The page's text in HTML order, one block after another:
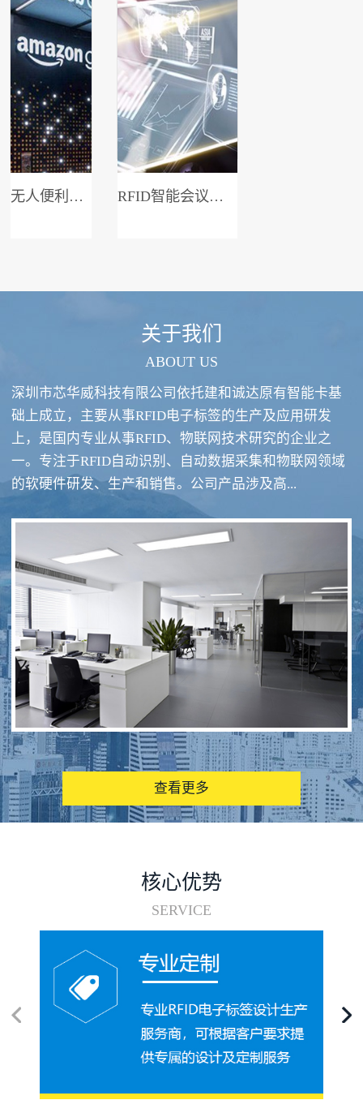
无人便利店系统 RFID智能会议签到系统
RFID酒类防伪系统方案 RFID智慧食堂系统
图书馆RFID电子标签管理系统
关于我们
ABOUT US
深圳市芯华威科技有限公司依托建和诚达原有智能卡基
础上成立，主要从事RFID电子标签的生产及应用研发
上，是国内专业从事RFID、物联网技术研究的企业之
一。专注于RFID自动识别、自动数据采集和物联网领域
的软硬件研发、生产和销售。公司产品涉及高...
查看更多
核心优势
SERVICE